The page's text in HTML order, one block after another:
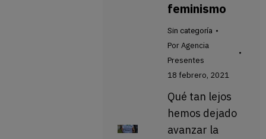
feminismo
Sin categoría
PorAgencia
Presentes
18 febrero, 2021
Qué tan lejos
hemos dejado
avanzar la